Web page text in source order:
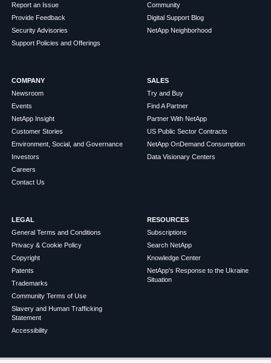
Report an Issue
Provide Feedback
Security Advisories
Support Policies and Offerings
Community
Digital Support Blog
NetApp Neighborhood
COMPANY
Newsroom
Events
NetApp Insight
Customer Stories
Environment, Social, and Governance
Investors
Careers
Contact Us
SALES
Try and Buy
Find A Partner
Partner With NetApp
US Public Sector Contracts
NetApp OnDemand Consumption
Data Visionary Centers
LEGAL
General Terms and Conditions
Privacy & Cookie Policy
Copyright
Patents
Trademarks
Community Terms of Use
Slavery and Human Trafficking
Statement
Accessibility
RESOURCES
Subscriptions
Search NetApp
Knowledge Center
NetApp's Response to the Ukraine
Situation